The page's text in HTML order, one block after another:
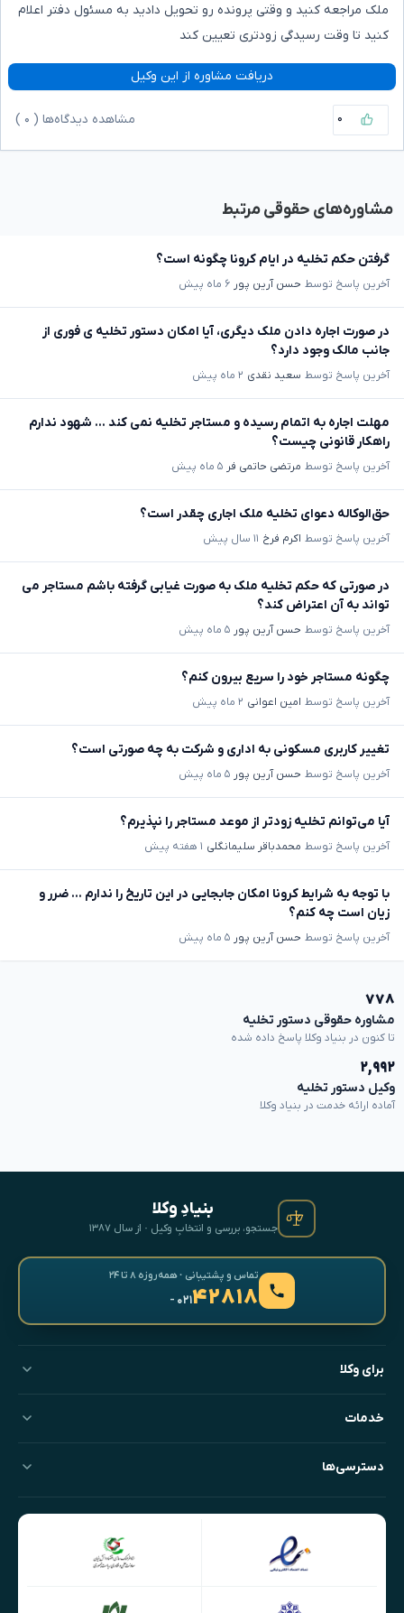
ملک مراجعه کنید و وقتی پرونده رو تحویل دادید به مسئول دفتر اعلام
کنید تا وقت رسیدگی زودتری تعیین کند
دریافت مشاوره از این وکیل
۰ مشاهده دیدگاه‌ها ( ۰
مشاوره‌های حقوقی مرتبط
گرفتن حکم تخلیه در ایام کرونا چگونه است؟
آخرین پاسخ توسط حسن آرین پور ۶ ماه پیش
در صورت اجاره دادن ملک دیگری، آیا امکان دستور تخلیه ی فوری از
جانب مالک وجود دارد؟
آخرین پاسخ توسط سعید نقدی ۲ ماه پیش
مهلت اجاره به اتمام رسیده و مستاجر تخلیه نمی کند ... شهود ندارم
راهکار قانونی چیست؟
آخرین پاسخ توسط مرتضی حاتمی فر ۵ ماه پیش
حق‌الوکاله دعوای تخلیه ملک اجاری چقدر است؟
آخرین پاسخ توسط اکرم فرخ ۱۱ سال پیش
در صورتی که حکم تخلیه ملک به صورت غیابی گرفته باشم مستاجر می
تواند به آن اعتراض کند؟
آخرین پاسخ توسط حسن آرین پور ۵ ماه پیش
چگونه مستاجر خود را سریع بیرون کنم؟
آخرین پاسخ توسط امین اعوانی ۲ ماه پیش
تغییر کاربری مسکونی به اداری و شرکت به چه صورتی است؟
آخرین پاسخ توسط حسن آرین پور ۵ ماه پیش
آیا می‌توانم تخلیه زودتر از موعد مستاجر را نپذیرم؟
آخرین پاسخ توسط محمدباقر سلیمانگلی ۱ هفته پیش
با توجه به شرایط کرونا امکان جابجایی در این تاریخ را ندارم ... ضرر و
زیان است چه کنم؟
آخرین پاسخ توسط حسن آرین پور ۵ ماه پیش
۷۷۸
مشاوره حقوقی دستور تخلیه
تا کنون در بنیاد وکلا پاسخ داده شده
۲,۹۹۲
وکیل دستور تخلیه
آماده ارائه خدمت در بنیاد وکلا
بنیادِ وکلا
جستجو، بررسی و انتخابِ وکیل · از سال ۱۳۸۷
تماس و پشتیبانی · همه‌روزه ۸ تا ۲۴
۴۲۸۱۸- ۰۲۱
برای وکلا
خدمات
دسترسی‌ها